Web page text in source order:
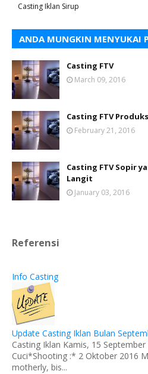
Casting Iklan Sirup
ANDA MUNGKIN MENYUKAI
Casting FTV
March 09, 2016
Casting FTV
February 21, 2016
Casting FTV Sopir
Langit
January 03, 2016
Referensi
Info Casting
Update Casting Iklan Bulan
Casting Iklan Kamis, 15
Cuci*Shooting :* 2 Oktober 2016
motherly, bis...